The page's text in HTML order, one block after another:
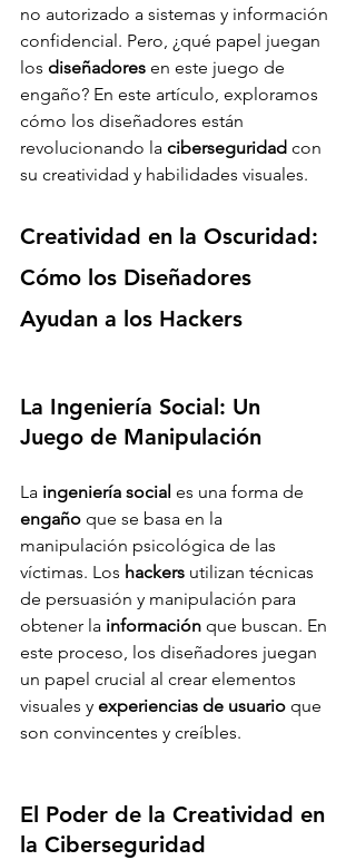
no autorizado a sistemas y información
confidencial. Pero, ¿qué papel juegan
los diseñadores en este juego de
engaño? En este artículo, exploramos
cómo los diseñadores están
revolucionando la ciberseguridad con
su creatividad y habilidades visuales.
Creatividad en la Oscuridad:
Cómo los Diseñadores
Ayudan a los Hackers
La Ingeniería Social: Un
Juego de Manipulación
La ingeniería social es una forma de
engaño que se basa en la
manipulación psicológica de las
víctimas. Los hackers utilizan técnicas
de persuasión y manipulación para
obtener la información que buscan. En
este proceso, los diseñadores juegan
un papel crucial al crear elementos
visuales y experiencias de usuario que
son convincentes y creíbles.
El Poder de la Creatividad en
la Ciberseguridad